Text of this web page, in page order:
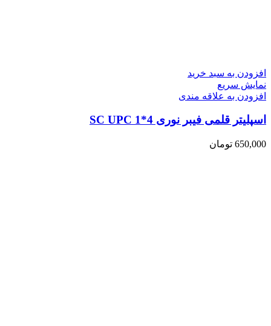
افزودن به سبد خرید
نمایش سریع
افزودن به علاقه مندی
اسپلیتر قلمی فیبر نوری 4*1 SC UPC
650,000 تومان